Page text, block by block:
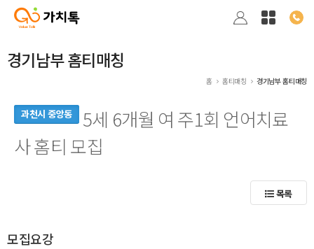
경기남부 홈티매칭
홈 홈티매칭 경기남부 홈티매칭
과천시 중앙동
5세 6개월 여 주1회 언어치료
사 홈티 모집
목록
모집요강